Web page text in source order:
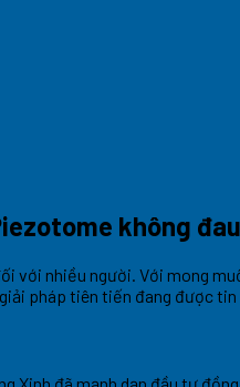
không
với nhiều người. Với mong
pháp tiên tiến đang được